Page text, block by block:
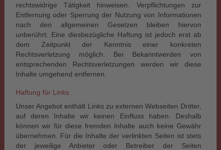
rechtswidrige Tätigkeit hinweisen. Verpflichtungen zur
Entfernung oder Sperrung der Nutzung von Informationen
nach den allgemeinen Gesetzen bleiben hiervon
unberührt. Eine diesbezügliche Haftung ist jedoch erst ab
dem Zeitpunkt der Kenntnis einer konkreten
Rechtsverletzung möglich. Bei Bekanntwerden von
entsprechenden Rechtsverletzungen werden wir diese
Inhalte umgehend entfernen.
Haftung für Links
Unser Angebot enthält Links zu externen Webseiten Dritter,
auf deren Inhalte wir keinen Einfluss haben. Deshalb
können wir für diese fremden Inhalte auch keine Gewähr
übernehmen. Für die Inhalte der verlinkten Seiten ist stets
der jeweilige Anbieter oder Betreiber der Seiten